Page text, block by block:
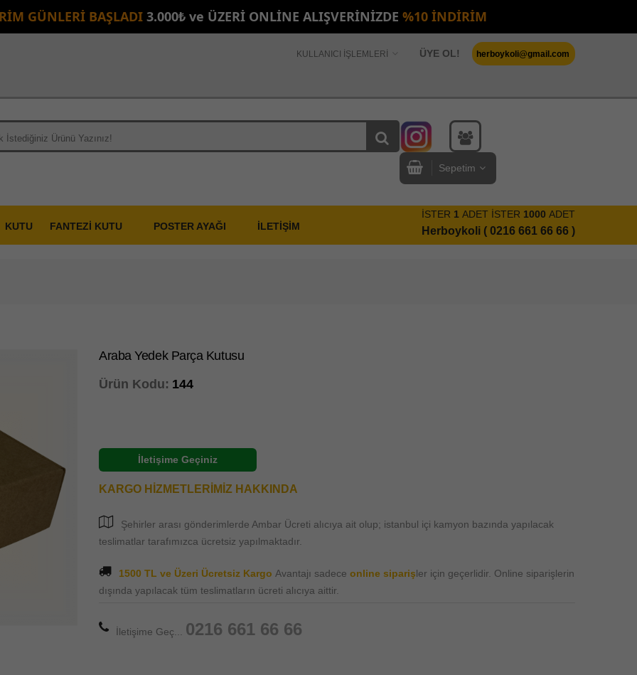
GÜNLERİ BAŞLADI 3.000₺ ve ÜZERİ ONLİNE ALIŞVERİNİZDE %10 İNDİRİM
KULLANICI İŞLEMLERİ ÜYE OL! herboykoli@gmail.com
Sepetim
KUTU FANTEZİ KUTU POSTER AYAĞI İLETİŞİM
İSTER 1 ADET İSTER 1000 ADET
Herboykoli ( 0216 661 66 66 )
Araba Yedek Parça Kutusu
Ürün Kodu: 144
İletişime Geçiniz
KARGO HİZMETLERİMİZ HAKKINDA
Şehirler arası gönderimlerde Ambar Ücreti alıcıya ait olup; istanbul içi kamyon bazında yapılacak
teslimatlar tarafımızca ücretsiz yapılmaktadır.
1500 TL ve Üzeri Ücretsiz Kargo Avantajı sadece online siparişler için geçerlidir. Online siparişlerin
dışında yapılacak tüm teslimatların ücreti alıcıya aittir.
İletişime Geç... 0216 661 66 66